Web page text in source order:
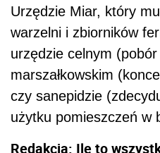
Andrzej Najda: Musimy
inwestycja nie będzie
milion złotych.
restauracyjne o
10 hl, których
pracami budowlanymi i